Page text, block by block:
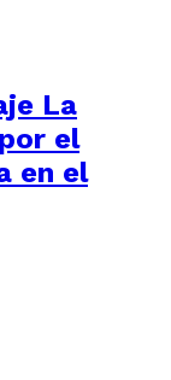
La
el
en el